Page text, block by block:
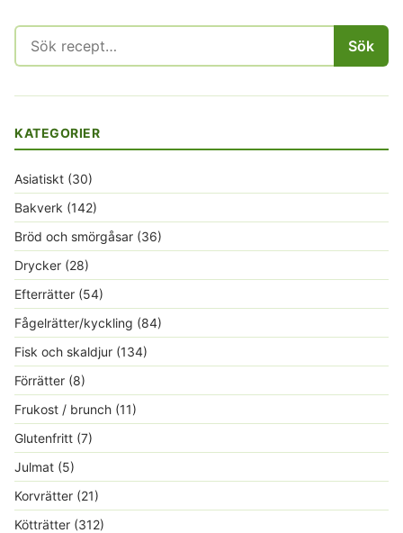
Sök
efter:
Sök
KATEGORIER
Asiatiskt (30)
Bakverk (142)
Bröd och smörgåsar (36)
Drycker (28)
Efterrätter (54)
Fågelrätter/kyckling (84)
Fisk och skaldjur (134)
Förrätter (8)
Frukost / brunch (11)
Glutenfritt (7)
Julmat (5)
Korvrätter (21)
Kötträtter (312)